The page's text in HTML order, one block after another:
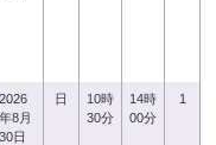
2026
年8月
30日
日
10時
30分
14時
00分
1